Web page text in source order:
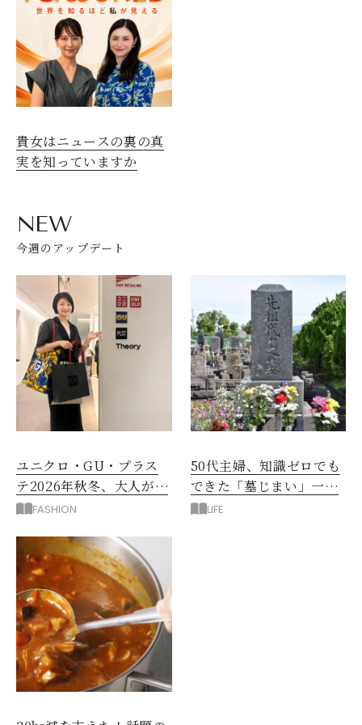
貴女はニュースの裏の真
実を知っていますか
NEW
今週のアップデート
ユニクロ・GU・プラス
テ2026年秋冬、大人が着
たい新作服は？
FASHION
50代主婦、知識ゼロでも
できた「墓じまい」一つ
後悔したのは、ある順
LIFE